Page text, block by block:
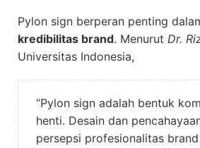
Pylon sign berperan penting
kredibilitas brand. Menurut Dr.
Universitas Indonesia,
“Pylon sign adalah bentuk
henti. Desain dan
persepsi profesionalitas